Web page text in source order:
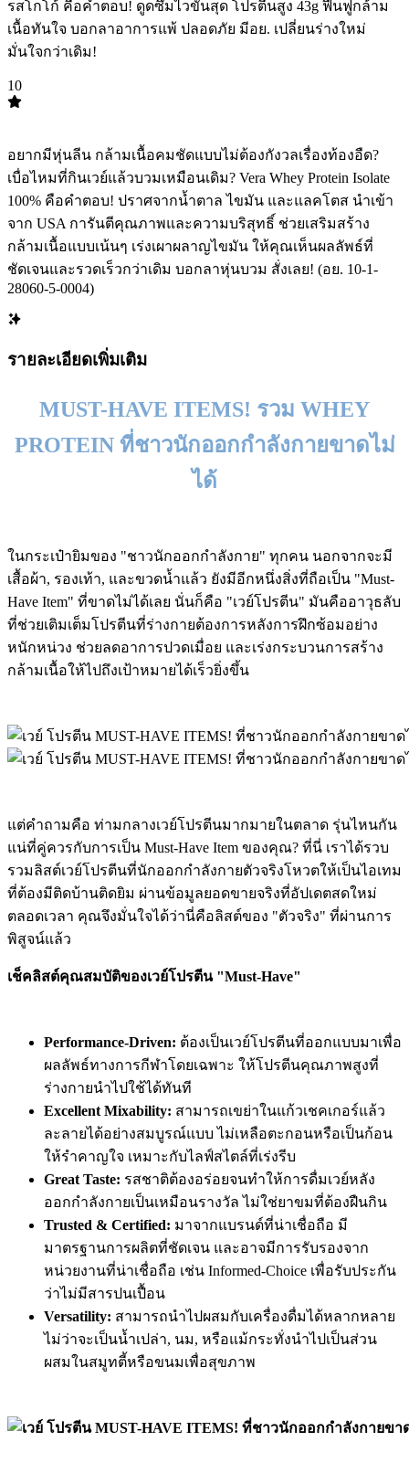
รสโกโก้ คือคำตอบ! ดูดซึมไวขั้นสุด โปรตีนสูง 43g ฟื้นฟูกล้าม
เนื้อทันใจ บอกลาอาการแพ้ ปลอดภัย มีอย. เปลี่ยนร่างใหม่
มั่นใจกว่าเดิม!
10
อยากมีหุ่นลีน กล้ามเนื้อคมชัดแบบไม่ต้องกังวลเรื่องท้องอืด?
เบื่อไหมที่กินเวย์แล้วบวมเหมือนเดิม? Vera Whey Protein Isolate
100% คือคำตอบ! ปราศจากน้ำตาล ไขมัน และแลคโตส นำเข้า
จาก USA การันตีคุณภาพและความบริสุทธิ์ ช่วยเสริมสร้าง
กล้ามเนื้อแบบเน้นๆ เร่งเผาผลาญไขมัน ให้คุณเห็นผลลัพธ์ที่
ชัดเจนและรวดเร็วกว่าเดิม บอกลาหุ่นบวม สั่งเลย! (อย. 10-1-
28060-5-0004)
รายละเอียดเพิ่มเติม
MUST-HAVE ITEMS! รวม WHEY
PROTEIN ที่ชาวนักออกกำลังกายขาดไม่
ได้
ในกระเป๋ายิมของ "ชาวนักออกกำลังกาย" ทุกคน นอกจากจะมี
เสื้อผ้า, รองเท้า, และขวดน้ำแล้ว ยังมีอีกหนึ่งสิ่งที่ถือเป็น "Must-
Have Item" ที่ขาดไม่ได้เลย นั่นก็คือ "เวย์โปรตีน" มันคืออาวุธลับ
ที่ช่วยเติมเต็มโปรตีนที่ร่างกายต้องการหลังการฝึกซ้อมอย่าง
หนักหน่วง ช่วยลดอาการปวดเมื่อย และเร่งกระบวนการสร้าง
กล้ามเนื้อให้ไปถึงเป้าหมายได้เร็วยิ่งขึ้น
แต่คำถามคือ ท่ามกลางเวย์โปรตีนมากมายในตลาด รุ่นไหนกัน
แน่ที่คู่ควรกับการเป็น Must-Have Item ของคุณ? ที่นี่ เราได้รวบ
รวมลิสต์เวย์โปรตีนที่นักออกกำลังกายตัวจริงโหวตให้เป็นไอเทม
ที่ต้องมีติดบ้านติดยิม ผ่านข้อมูลยอดขายจริงที่อัปเดตสดใหม่
ตลอดเวลา คุณจึงมั่นใจได้ว่านี่คือลิสต์ของ "ตัวจริง" ที่ผ่านการ
พิสูจน์แล้ว
เช็คลิสต์คุณสมบัติของเวย์โปรตีน "Must-Have"
Performance-Driven: ต้องเป็นเวย์โปรตีนที่ออกแบบมาเพื่อ
ผลลัพธ์ทางการกีฬาโดยเฉพาะ ให้โปรตีนคุณภาพสูงที่
ร่างกายนำไปใช้ได้ทันที
Excellent Mixability: สามารถเขย่าในแก้วเชคเกอร์แล้ว
ละลายได้อย่างสมบูรณ์แบบ ไม่เหลือตะกอนหรือเป็นก้อน
ให้รำคาญใจ เหมาะกับไลฟ์สไตล์ที่เร่งรีบ
Great Taste: รสชาติต้องอร่อยจนทำให้การดื่มเวย์หลัง
ออกกำลังกายเป็นเหมือนรางวัล ไม่ใช่ยาขมที่ต้องฝืนกิน
Trusted & Certified: มาจากแบรนด์ที่น่าเชื่อถือ มี
มาตรฐานการผลิตที่ชัดเจน และอาจมีการรับรองจาก
หน่วยงานที่น่าเชื่อถือ เช่น Informed-Choice เพื่อรับประกัน
ว่าไม่มีสารปนเปื้อน
Versatility: สามารถนำไปผสมกับเครื่องดื่มได้หลากหลาย
ไม่ว่าจะเป็นน้ำเปล่า, นม, หรือแม้กระทั่งนำไปเป็นส่วน
ผสมในสมูทตี้หรือขนมเพื่อสุขภาพ